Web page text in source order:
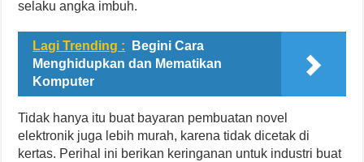
selaku angka imbuh.
Lagi Trending :
Begini Cara
Menghidupkan dan Mematikan
Komputer
Tidak hanya itu buat bayaran pembuatan novel
elektronik juga lebih murah, karena tidak dicetak di
kertas. Perihal ini berikan keringanan untuk industri buat